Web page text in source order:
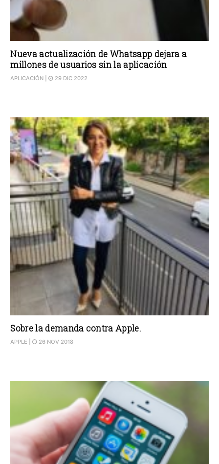
Nueva actualización de Whatsapp dejara a
millones de usuarios sin la aplicación
APLICACIÓN | 29 DIC 2022
Sobre la demanda contra Apple.
APPLE | 26 NOV 2018